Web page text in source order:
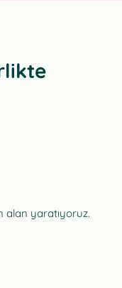
alan yaratıyoruz.